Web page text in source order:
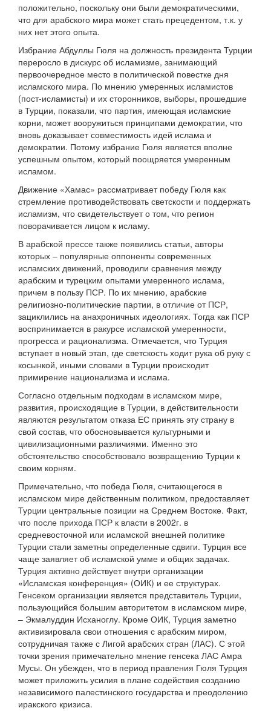
положительно, поскольку они были демократическими,
что для арабского мира может стать прецедентом, т.к. у
них нет этого опыта.
Избрание Абдуллы Гюля на должность президента Турции
переросло в дискурс об исламизме, занимающий
первоочередное место в политической повестке дня
исламского мира. По мнению умеренных исламистов
(пост-исламисты) и их сторонников, выборы, прошедшие
в Турции, показали, что партия, имеющая исламские
корни, может вооружиться принципами демократии, что
вновь доказывает совместимость идей ислама и
демократии. Потому избрание Гюля является вполне
успешным опытом, который поощряется умеренным
исламом.
Движение «Хамас» рассматривает победу Гюля как
стремление противодействовать светскости и поддержать
исламизм, что свидетельствует о том, что регион
поворачивается лицом к исламу.
В арабской прессе также появились статьи, авторы
которых – популярные оппоненты современных
исламских движений, проводили сравнения между
арабским и турецким опытами умеренного ислама,
причем в пользу ПСР. По их мнению, арабские
религиозно-политические партии, в отличие от ПСР,
зациклились на анахроничных идеологиях. Тогда как ПСР
воспринимается в ракурсе исламской умеренности,
прогресса и рационализма. Отмечается, что Турция
вступает в новый этап, где светскость ходит рука об руку с
косынкой, иными словами в Турции происходит
примирение национализма и ислама.
Согласно отдельным подходам в исламском мире,
развития, происходящие в Турции, в действительности
являются результатом отказа ЕС принять эту страну в
свой состав, что обосновывается культурными и
цивилизационными различиями. Именно это
обстоятельство способствовало возвращению Турции к
своим корням.
Примечательно, что победа Гюля, считающегося в
исламском мире действенным политиком, предоставляет
Турции центральные позиции на Среднем Востоке. Факт,
что после прихода ПСР к власти в 2002г. в
средневосточной или исламской внешней политике
Турции стали заметны определенные сдвиги. Турция все
чаще заявляет об исламской умме и общих задачах.
Турция активно действует внутри организации
«Исламская конференция» (ОИК) и ее структурах.
Генсеком организации является представитель Турции,
пользующийся большим авторитетом в исламском мире,
– Экмалуддин Исханоглу. Кроме ОИК, Турция заметно
активизировала свои отношения с арабским миром,
сотрудничая также с Лигой арабских стран (ЛАС). С этой
точки зрения примечательно мнение генсека ЛАС Амра
Мусы. Он убежден, что в период правления Гюля Турция
может приложить усилия в плане содействия созданию
независимого палестинского государства и преодолению
иракского кризиса.